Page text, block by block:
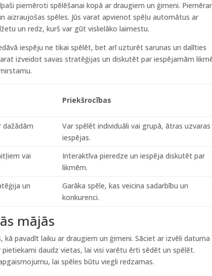
piemēroti spēlēšanai kopā ar draugiem un ģimeni.
aizraujošas spēles. Jūs varat apvienot spēļu automātus ar
un redz, kurš var gūt vislielāko laimestu.
iespēju ne tikai spēlēt, bet arī uzturēt sarunas un dalīties
izveidot savas stratēģijas un diskutēt par iespējamām
Priekšrocības
dažādām
Var spēlēt individuāli vai grupā, ātras uzvaras
iespējas.
vai
Interaktīva pieredze un iespēja diskutēt par
likmēm.
un
Garāka spēle, kas veicina sadarbību un
konkurenci.
mājās
pavadīt laiku ar draugiem un ģimeni. Sāciet ar izvēli datuma
daudz vietas, lai visi varētu ērti sēdēt un spēlēt.
lai spēles būtu viegli redzamas.